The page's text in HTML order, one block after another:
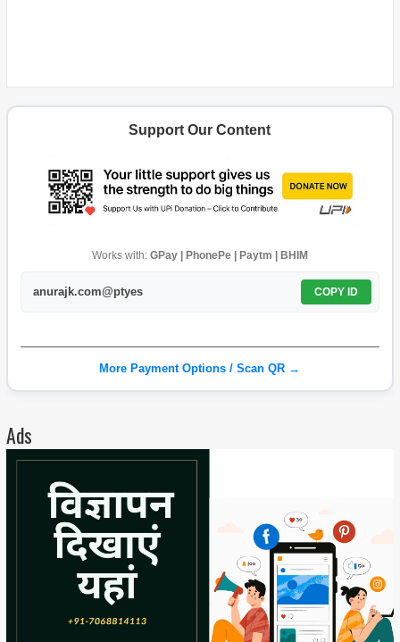
Support Our Content
Works with: GPay | PhonePe | Paytm | BHIM
anurajk.com@ptyes COPY ID
More Payment Options / Scan QR →
Ads